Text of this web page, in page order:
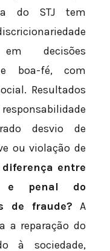
do STJ tem
decisões
boa-fé, com
Resultados
desvio de
ou violação de
entre
e penal do
de fraude? A
a reparação do
à sociedade,